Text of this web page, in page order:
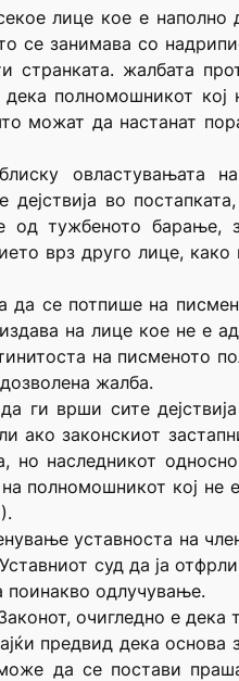
лице кое е наполно
се занимава со
странката. жалбата
полномошникот кој
можат да настанат
овластувањата
во
од тужбеното барање,
врз друго лице, како
да се потпише на
на лице кое не е
на писменото
жалба.
ги врши сите
ако законскиот
но наследникот
полномошникот кој не
уставноста на
суд да ја
поинакво одлучување.
очигледно е дека
предвид дека основа
да се постави